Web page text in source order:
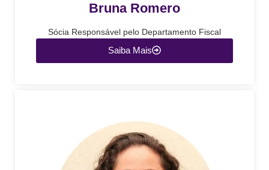
Bruna Romero
Sócia Responsável pelo Departamento Fiscal
Saiba Mais